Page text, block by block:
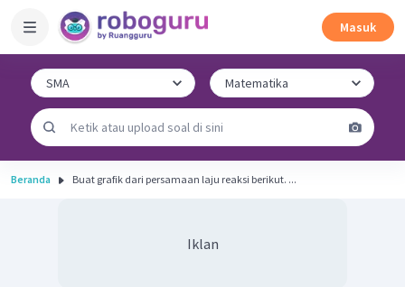
Masuk
Beranda Buat grafik dari persamaan laju reaksi berikut. ...
Iklan